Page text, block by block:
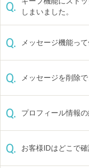
Q.
しまいました。
Q. メッセージ機能っ
Q. メッセージを削除で
Q. プロフィール情報
Q. お客様IDはどこで